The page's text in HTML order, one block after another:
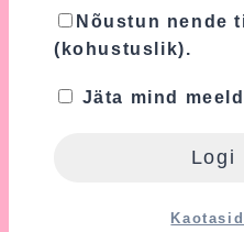
Nimi *
Nõustun nende
(kohustuslik).
Jäta mind